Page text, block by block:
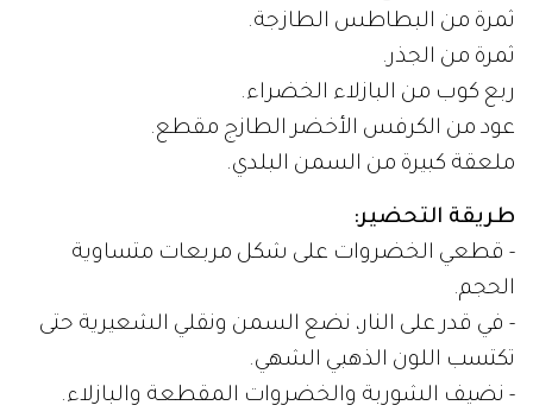
ثمرة من البطاطس الطازجة.
ثمرة من الجذر.
ربع كوب من البازلاء الخضراء.
عود من الكرفس الأخضر الطازج مقطع.
ملعقة كبيرة من السمن البلدي.
طريقة التحضير:
- قطعي الخضروات على شكل مربعات متساوية
الحجم.
- في قدر على النار، نضع السمن ونقلي الشعيرية حتى
تكتسب اللون الذهبي الشهي.
- نضيف الشوربة والخضروات المقطعة والبازلاء.